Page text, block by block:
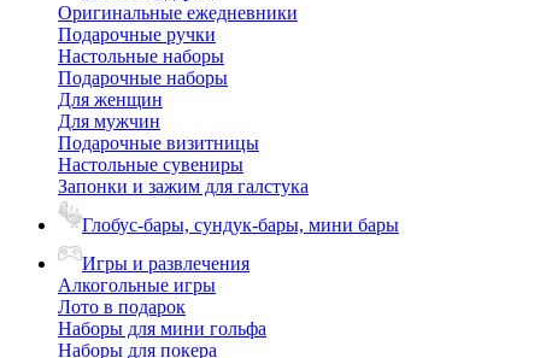
Оригинальные ежедневники
Подарочные ручки
Настольные наборы
Подарочные наборы
Для женщин
Для мужчин
Подарочные визитницы
Настольные сувениры
Запонки и зажим для галстука
Глобус-бары, сундук-бары, мини бары
Игры и развлечения
Алкогольные игры
Лото в подарок
Наборы для мини гольфа
Наборы для покера